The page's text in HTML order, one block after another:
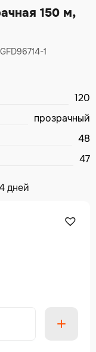
150 м,
1
120
прозрачный
48
47
дней